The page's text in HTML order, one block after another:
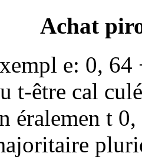
Achat
e: 0,
t-être cal
éralemen t